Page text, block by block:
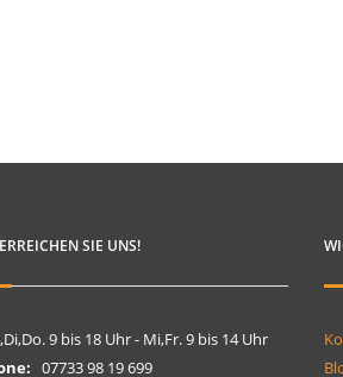
SIE UNS!
9 bis 18 Uhr - Mi,Fr. 9 bis 14 Uhr
07733 98 19 699